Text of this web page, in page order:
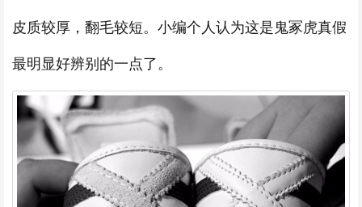
皮质较厚，翻毛较短。小编个人认为这是鬼冢虎真假
最明显好辨别的一点了。